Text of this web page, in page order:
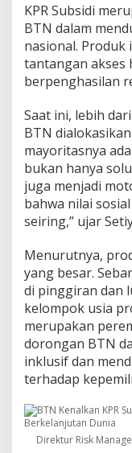
KPR Subsidi
BTN dalam
nasional. Produk
tantangan akses
berpenghasilan
Saat ini, lebih
BTN
mayoritasnya
bukan hanya
juga menjadi
bahwa nilai
seiring,” ujar
Menurutnya,
yang besar.
di pinggiran dan
kelompok usia
merupakan
dorongan BTN
inklusif dan
terhadap
Direktur Risk